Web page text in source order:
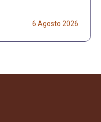
6 Agosto 2026